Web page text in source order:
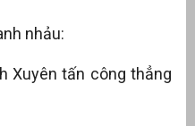
nhảu:
Xuyên tấn công thẳng